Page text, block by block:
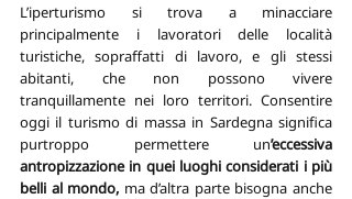
L’iperturismo si trova a minacciare
principalmente i lavoratori delle località
turistiche, sopraffatti di lavoro, e gli stessi
abitanti, che non possono vivere
tranquillamente nei loro territori. Consentire
oggi il turismo di massa in Sardegna significa
purtroppo permettere un’eccessiva
antropizzazione in quei luoghi considerati i più
belli al mondo, ma d’altra parte bisogna anche